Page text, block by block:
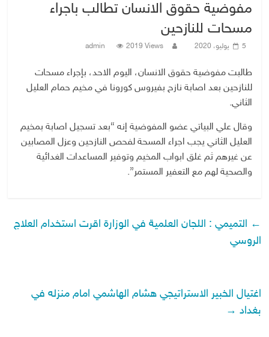
مفوضية حقوق الانسان تطالب باجراء
مسحات للنازحين
5 يوليو، 2020 admin 2019 Views
طالبت مفوضية حقوق الانسان، اليوم الاحد، بإجراء مسحات
للنازحين بعد اصابة نازح بفيروس كورونا في مخيم حمام العليل
الثاني.
وقال علي البياتي عضو المفوضية إنه “بعد تسجيل اصابة بمخيم
العليل الثاني يجب اجراء المسحة لفحص النازحين وعزل المصابين
عن غيرهم ثم غلق ابواب المخيم وتوفير المساعدات الغدائية
والصحية لهم مع التعفير المستمر”.
← التميمي : اللجان العلمية في الوزارة اقرت استخدام العلاج
الروسي
اغتيال الخبير الاستراتيجي هشام الهاشمي امام منزله في
بغداد →